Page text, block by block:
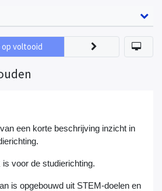
voltooid
een korte beschrijving inzicht in
voor de studierichting.
is opgebouwd uit STEM-doelen en